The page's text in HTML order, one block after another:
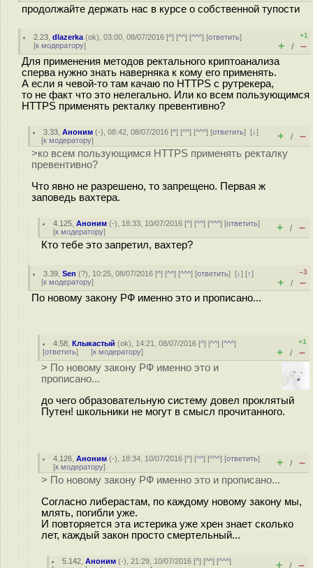
продолжайте держать нас в курсе о собственной тупости
2.23 ,dlazerka (ok), 03:00, 08/07/2016 [^] [^^] [^^^] [ответить]
[к модератору]
+1
+ / –
Для применения методов ректального криптоанализа
сперва нужно знать наверняка к кому его применять.
А если я чевой-то там качаю по HTTPS с рутрекера,
то не факт что это нелегально. Или ко всем пользующимся
HTTPS применять ректалку превентивно?
3.33 ,Аноним (-), 08:42, 08/07/2016 [^] [^^] [^^^] [ответить][↓]
[к модератору] + / –
>ко всем пользующимся HTTPS применять ректалку
превентивно?
Что явно не разрешено, то запрещено. Первая ж
заповедь вахтера.
4.125 ,Аноним (-), 18:33, 10/07/2016 [^] [^^] [^^^] [ответить]
[к модератору] + / –
Кто тебе это запретил, вахтер?
3.39 ,Sen (?), 10:25, 08/07/2016 [^] [^^] [^^^] [ответить][↓] [↑]
[к модератору]
–3
+ / –
По новому закону РФ именно это и прописано...
4.58 ,Клыкастый (ok), 14:21, 08/07/2016 [^] [^^] [^^^]
[ответить] [к модератору]
+1
+ / –
> По новому закону РФ именно это и
прописано...
до чего образовательную систему довел проклятый
Путен! школьники не могут в смысл прочитанного.
4.126 ,Аноним (-), 18:34, 10/07/2016 [^] [^^] [^^^] [ответить]
[к модератору] + / –
> По новому закону РФ именно это и прописано...
Согласно либерастам, по каждому новому закону мы,
млять, погибли уже.
И повторяется эта истерика уже хрен знает сколько
лет, каждый закон просто смертельный...
5.142 ,Аноним (-), 21:29, 10/07/2016 [^] [^^] [^^^]
+ / –